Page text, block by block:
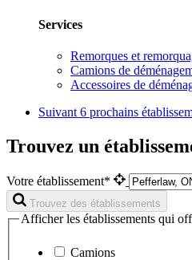
Services
Remorques et
Camions de
Accessoires de
Suivant 6 prochains
Trouvez un
Votre établissement*
Trouvez des établissements
Afficher les établissements qui
Camions